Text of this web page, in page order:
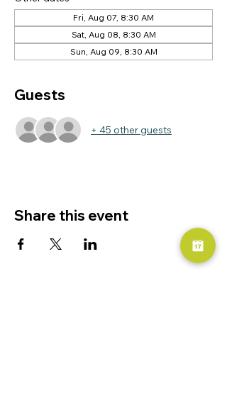
Fri, Aug 07, 8:30 AM
Sat, Aug 08, 8:30 AM
Sun, Aug 09, 8:30 AM
Guests
+ 45 other guests
Share this event